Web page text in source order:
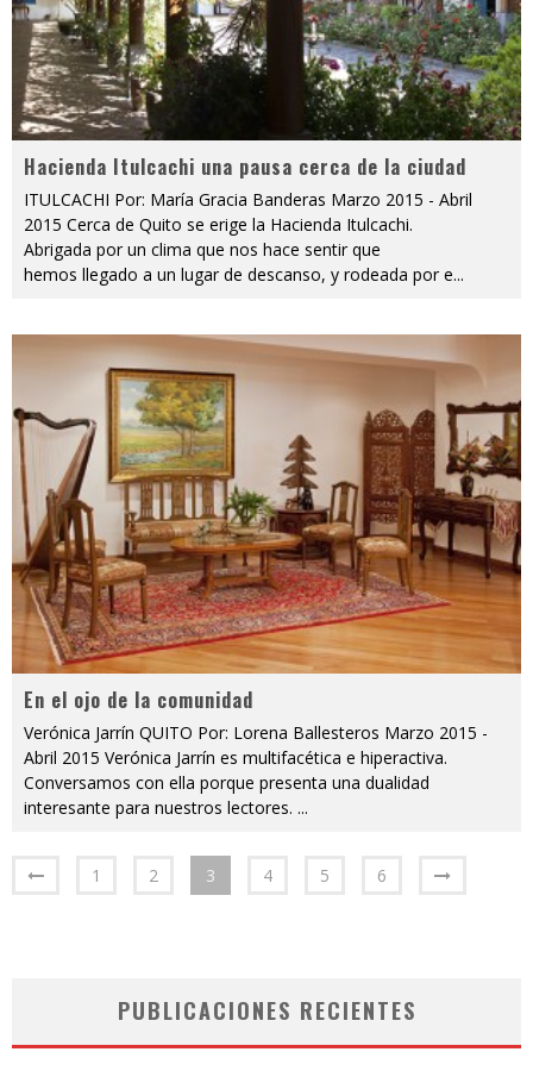
Hacienda Itulcachi una pausa cerca de la ciudad
ITULCACHI Por: María Gracia Banderas Marzo 2015 - Abril
2015 Cerca de Quito se erige la Hacienda Itulcachi.
Abrigada por un clima que nos hace sentir que
hemos llegado a un lugar de descanso, y rodeada por e...
En el ojo de la comunidad
Verónica Jarrín QUITO Por: Lorena Ballesteros Marzo 2015 -
Abril 2015 Verónica Jarrín es multifacética e hiperactiva.
Conversamos con ella porque presenta una dualidad
interesante para nuestros lectores. ...
1 2 3 4 5 6
PUBLICACIONES RECIENTES